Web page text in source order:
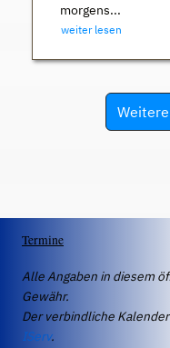
morgens...
weiter lesen
Termine
Alle Angaben in diesem
Gewähr.
Der verbindliche
IServ.